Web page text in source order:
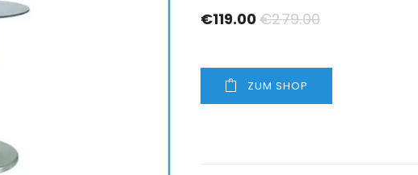
€119.00€279.00
ZUM SHOP